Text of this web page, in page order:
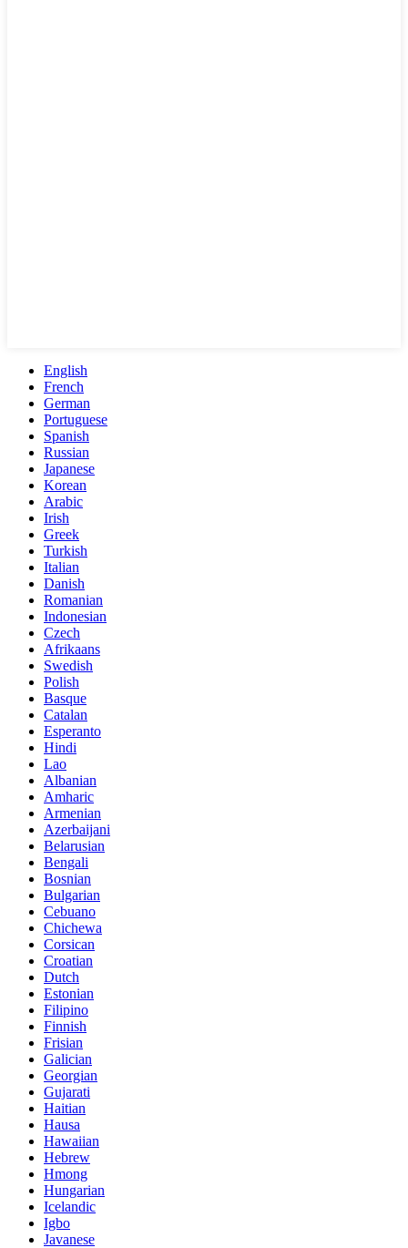
English
French
German
Portuguese
Spanish
Russian
Japanese
Korean
Arabic
Irish
Greek
Turkish
Italian
Danish
Romanian
Indonesian
Czech
Afrikaans
Swedish
Polish
Basque
Catalan
Esperanto
Hindi
Lao
Albanian
Amharic
Armenian
Azerbaijani
Belarusian
Bengali
Bosnian
Bulgarian
Cebuano
Chichewa
Corsican
Croatian
Dutch
Estonian
Filipino
Finnish
Frisian
Galician
Georgian
Gujarati
Haitian
Hausa
Hawaiian
Hebrew
Hmong
Hungarian
Icelandic
Igbo
Javanese